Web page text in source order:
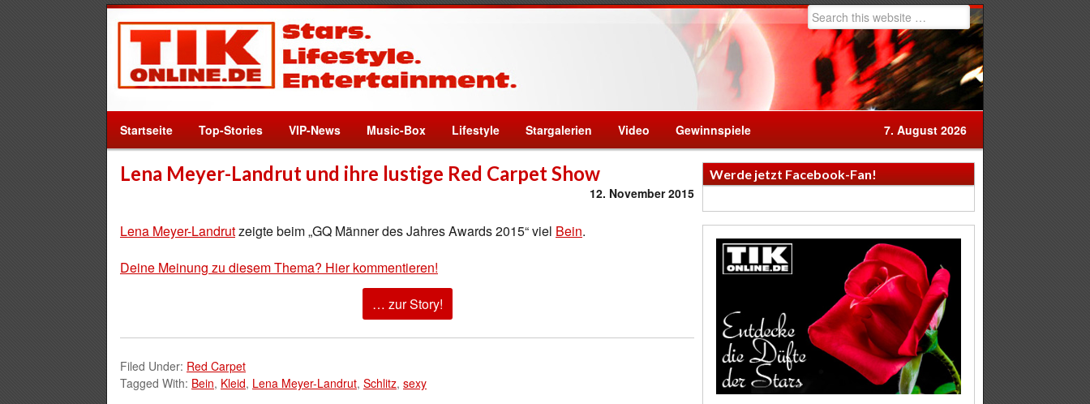
Startseite Top-Stories VIP-News Music-Box Lifestyle Stargalerien Video Gewinnspiele 7. August 2026
Lena Meyer-Landrut und ihre lustige Red Carpet Show
12. November 2015
Lena Meyer-Landrutzeigte beim „GQ Männer des Jahres Awards 2015“ viel Bein.
Deine Meinung zu diesem Thema? Hier kommentieren!
… zur Story!
Filed Under: Red Carpet
Tagged With: Bein, Kleid, Lena Meyer-Landrut, Schlitz, sexy
Werde jetzt Facebook-Fan!